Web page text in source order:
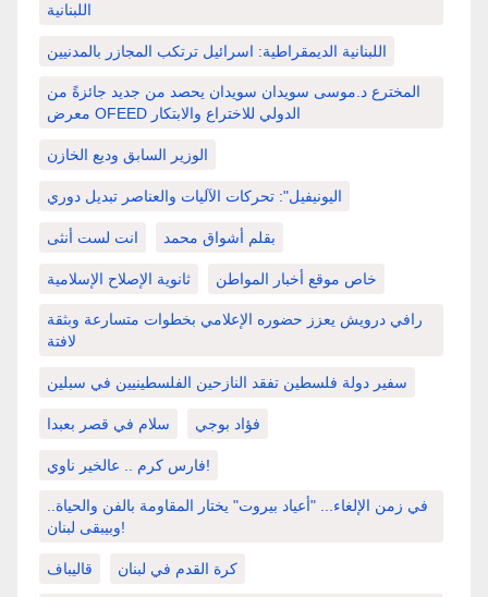
اللبنانية
اللبنانية الديمقراطية: اسرائيل ترتكب المجازر بالمدنيين
المخترع د.موسى سويدان سويدان يحصد من جديد جائزةً من
معرض OFEED الدولي للاختراع والابتكار
الوزير السابق وديع الخازن
اليونيفيل": تحركات الآليات والعناصر تبديل دوري
انت لست أنثى بقلم أشواق محمد
ثانوية الإصلاح الإسلامية خاص موقع أخبار المواطن
رافي درويش يعزز حضوره الإعلامي بخطوات متسارعة وبثقة
لافتة
سفير دولة فلسطين تفقد النازحين الفلسطينيين في سبلين
سلام في قصر بعبدا فؤاد بوجي
فارس كرم .. عالخير ناوي!
في زمن الإلغاء... "أعياد بيروت" يختار المقاومة بالفن والحياة..
وبيبقى لبنان!
قاليباف كرة القدم في لبنان